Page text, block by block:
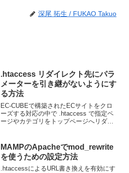
深尾 拓生 / FUKAO Takuo
.htaccess リダイレクト先にパラ
メーターを引き継がないようにす
る方法
EC-CUBEで構築されたECサイトをクロ
ーズする対応の中で .htaccess で指定ペ
ージやカテゴリをトップページへリダイ
ーがついているページからリダイレクト
する際...
MAMPのApacheでmod_rewrite
を使うための設定方法
.htaccessによるURL書き換えを有効にす